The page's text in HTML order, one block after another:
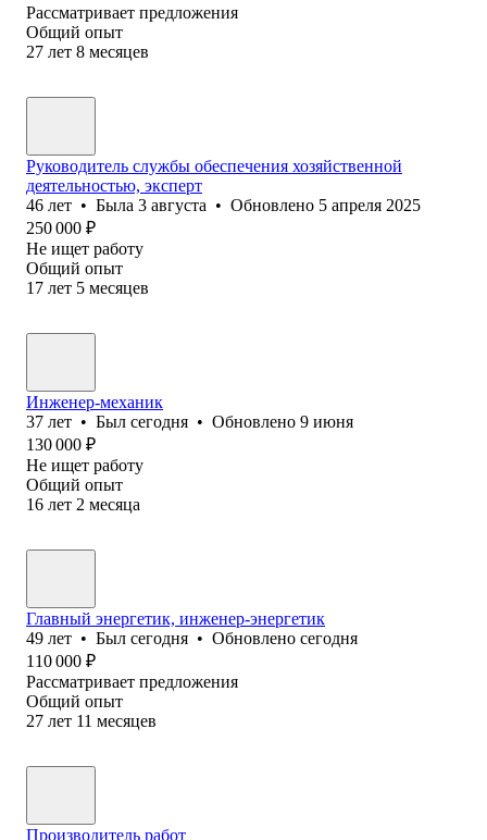
Рассматривает предложения
Общий опыт
27 лет 8 месяцев
Руководитель службы обеспечения хозяйственной
деятельностью, эксперт
46 лет • Была 3 августа • Обновлено 5 апреля 2025
250 000 ₽
Не ищет работу
Общий опыт
17 лет 5 месяцев
Инженер-механик
37 лет • Был сегодня • Обновлено 9 июня
130 000 ₽
Не ищет работу
Общий опыт
16 лет 2 месяца
Главный энергетик, инженер-энергетик
49 лет • Был сегодня • Обновлено сегодня
110 000 ₽
Рассматривает предложения
Общий опыт
27 лет 11 месяцев
Производитель работ